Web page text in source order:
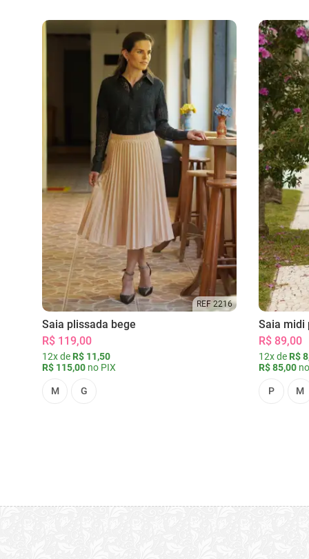
REF 2216
Saia plissada bege
R$ 119,00
12x de R$ 11,50
R$ 115,00 no PIX
M G
Saia midi
R$ 89,00
12x de R$
R$ 85,00
P M